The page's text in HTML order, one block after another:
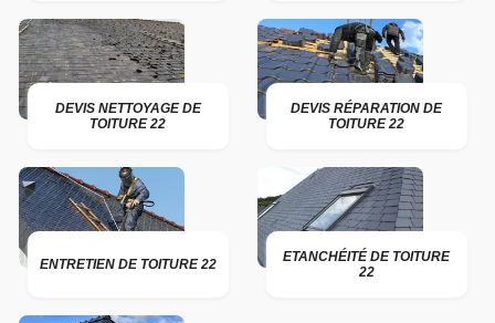
DEVIS NETTOYAGE DE
TOITURE 22
DEVIS RÉPARATION DE
TOITURE 22
ENTRETIEN DE TOITURE 22
ETANCHÉITÉ DE TOITURE
22